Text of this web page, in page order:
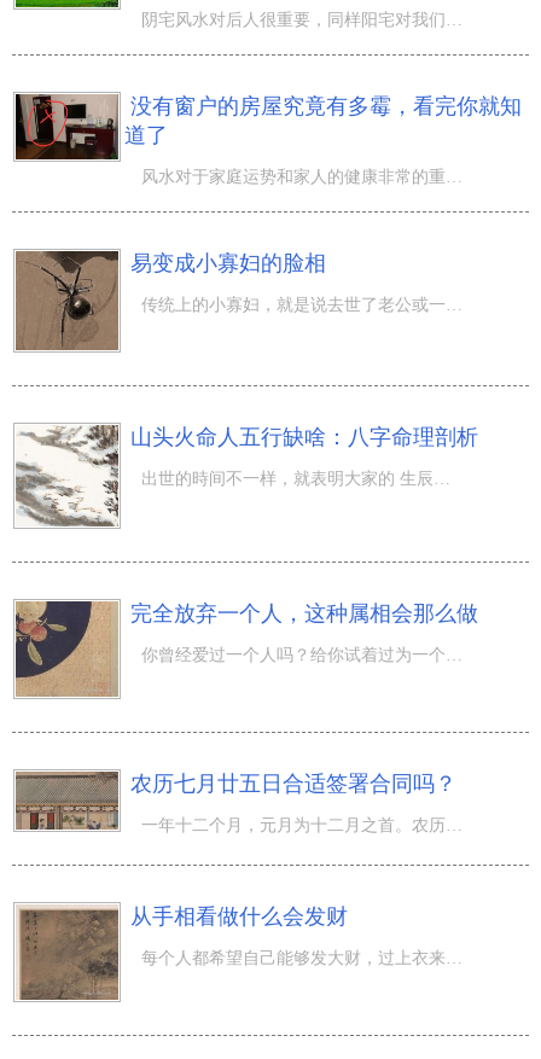
阴宅风水对后人很重要，同样阳宅对我们现在居住着的人更重要。接下来全面得归纳一下阳宅周边的风水供大家参
没有窗户的房屋究竟有多霉，看完你就知
道了
风水对于家庭运势和家人的健康非常的重要，好的风水对于运势有促进作用，而不好的风水对于运势有害而无利！
易变成小寡妇的脸相
传统上的小寡妇，就是说去世了老公或一个人在家的女人。老公活过30岁，老婆活过八十岁，那样悠长的小寡妇日
山头火命人五行缺啥：八字命理剖析
出世的時间不一样，就表明大家的 生辰八字 是不一样的，也就代表着大家的 八字命理 是不一样的，大家的运势
完全放弃一个人，这种属相会那么做
你曾经爱过一个人吗？给你试着过为一个人勤奋投入的味道吗？实际上大家很多人都是会经历那样的感受，仅仅不
农历七月廿五日合适签署合同吗？
从手相看做什么会发财